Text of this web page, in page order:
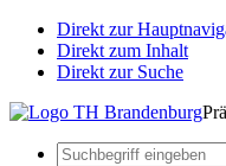
Direkt zur
Direkt zum Inhalt
Direkt zur Suche